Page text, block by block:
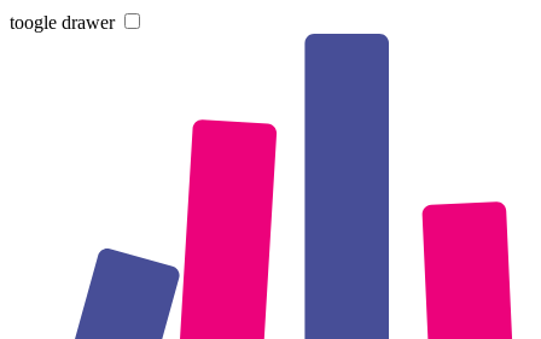
toogle drawer